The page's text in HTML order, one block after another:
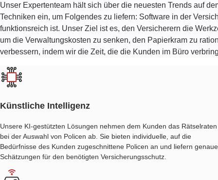
CRM-
SOFTWARE
FÜR
VERSICHERUNGEN
ANALYSE
VON
VERSICHERUNGSDATEN
Unser Expertenteam hält sich über die neuesten Trends auf
Techniken ein, um Folgendes zu liefern: Software in der
funktionsreich ist. Unser Ziel ist es, den Versicherern die
um die Verwaltungskosten zu senken, den Papierkram zu
verbessern, indem wir die Zeit, die die Kunden im Büro
Künstliche Intelligenz
Unsere KI-gestützten Lösungen nehmen dem Kunden das Rätselraten
bei der Auswahl von Policen ab. Sie bieten individuelle, auf die
Bedürfnisse des Kunden zugeschnittene Policen an und liefern genaue
Schätzungen für den benötigten Versicherungsschutz.